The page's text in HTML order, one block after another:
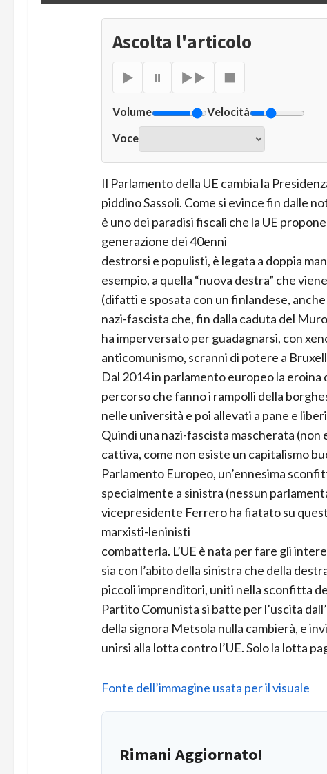
Ascolta l'articolo
▶ ⏸ ▶▶ ■
Volume
Velocità
Voce
Il Parlamento della UE cambia la
piddino Sassoli. Come si evince fin dalle
è uno dei paradisi fiscali che la UE
generazione dei 40enni
destrorsi e populisti, è legata a doppia
esempio, a quella “nuova destra” che
(difatti e sposata con un finlandese,
nazi-fascista che, fin dalla caduta del
ha imperversato per guadagnarsi, con
anticomunismo, scranni di potere a
Dal 2014 in parlamento europeo la eroina
percorso che fanno i rampolli della
nelle università e poi allevati a pane e
Quindi una nazi-fascista mascherata (non
cattiva, come non esiste un capitalismo
Parlamento Europeo, un’ennesima
specialmente a sinistra (nessun
vicepresidente Ferrero ha fiatato su
marxisti-leninisti
combatterla. L’UE è nata per fare gli
sia con l’abito della sinistra che della
piccoli imprenditori, uniti nella sconfitta
Partito Comunista si batte per l’uscita
della signora Metsola nulla cambierà, e
unirsi alla lotta contro l’UE. Solo la lotta
Fonte dell’immagine usata per il visuale
Rimani Aggiornato!